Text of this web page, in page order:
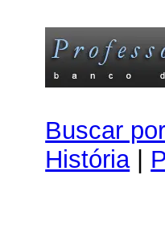
Buscar
História|